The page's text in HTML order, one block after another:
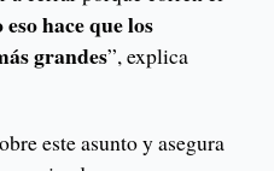
eso hace que los
grandes”, explica
este asunto y asegura